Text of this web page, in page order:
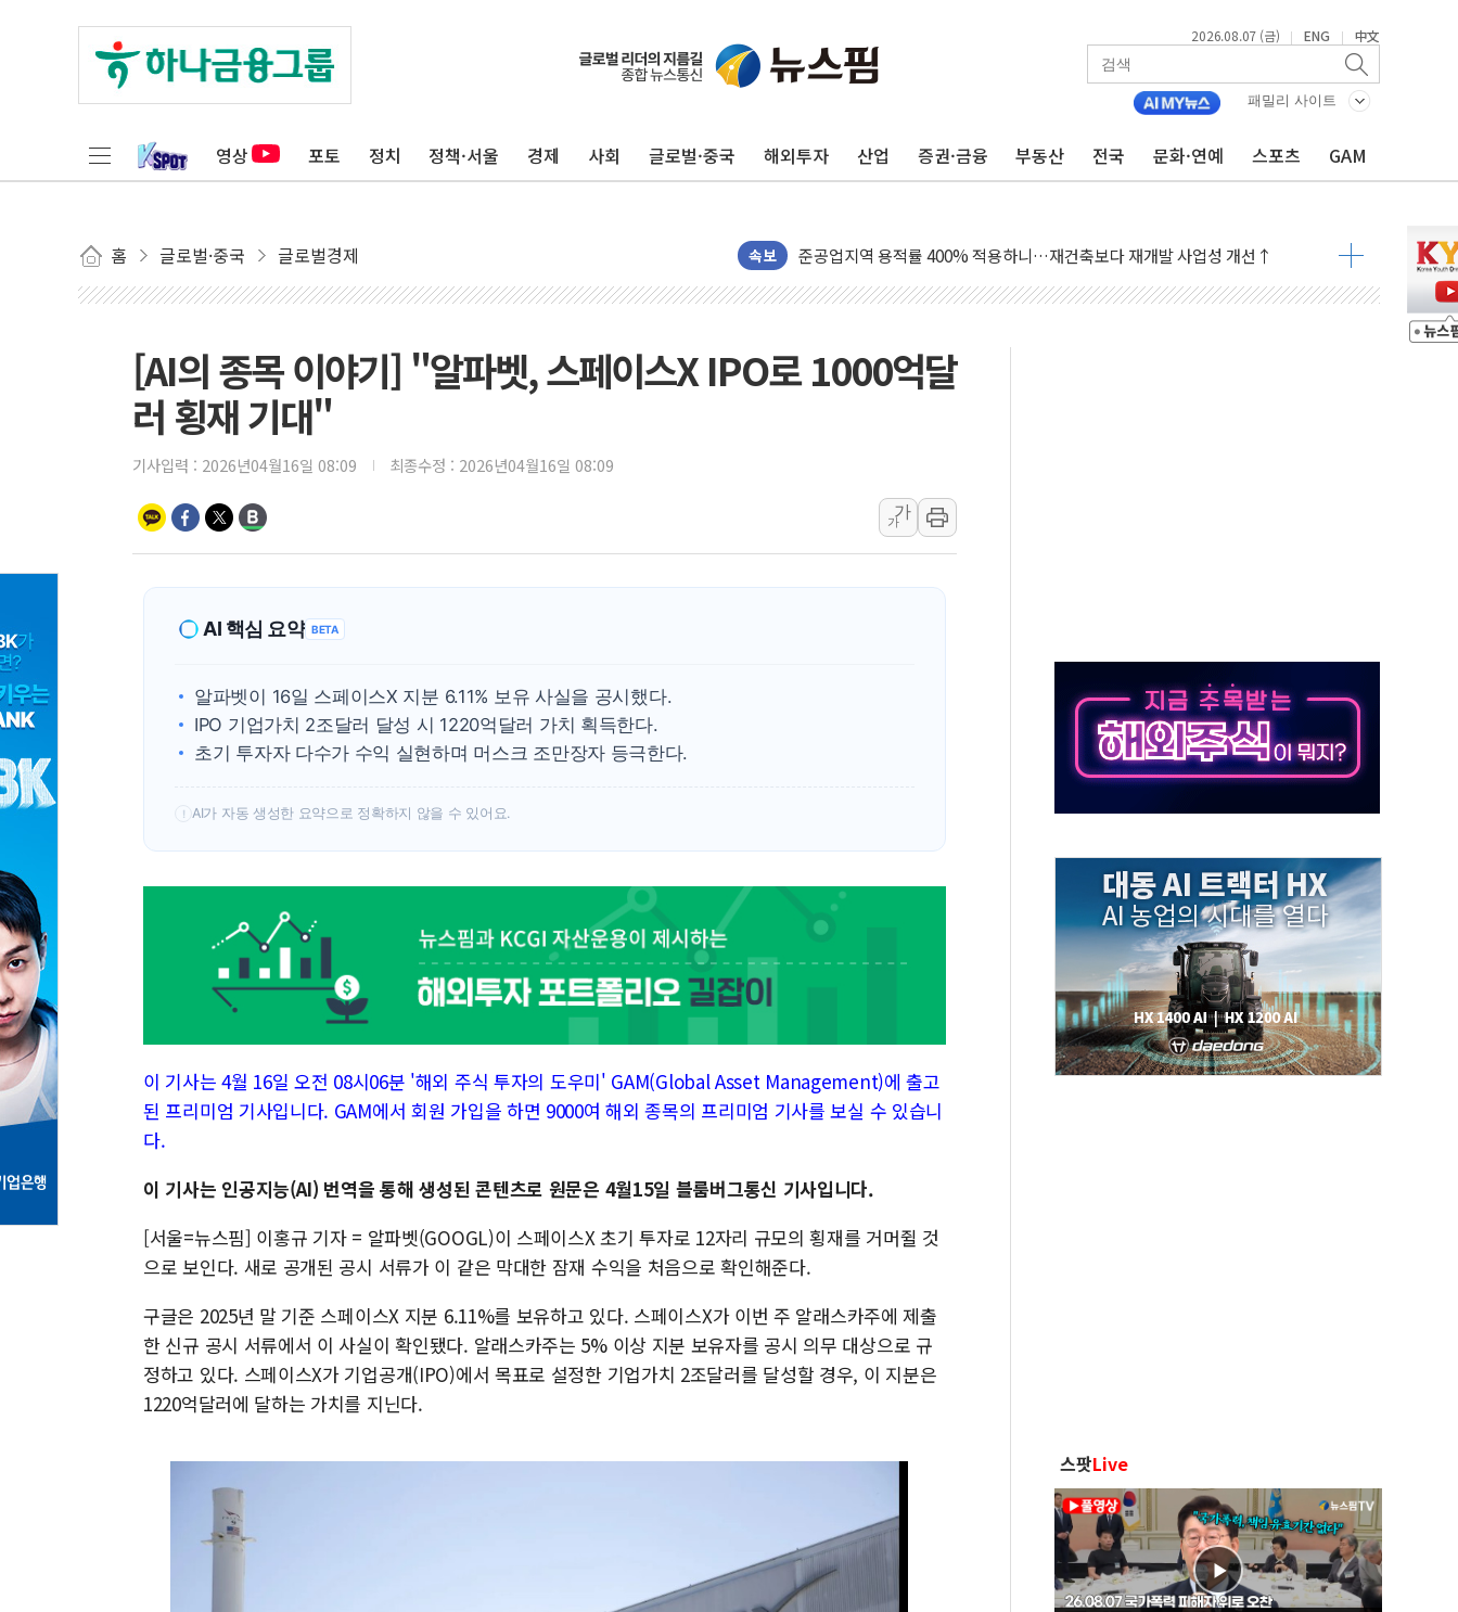
2026.08.07 (금) | ENG | 中文
패밀리 사이트
영상 포토 정치 정책·서울 경제 사회 글로벌·중국 해외투자 산업 증권·금융 부동산 전국 문화·연예 스포츠 GAM
홈 글로벌·중국 글로벌경제 속보
野 의원 42명, '사관학교 통합' 규탄 결의안 발의…이준석·한동훈 동참
준공업지역 용적률 400% 적용하니…재건축보다 재개발 사업성 개선↑
현대해상, 유튜브 양육 콘텐츠 '소셜아이어워드' 대상 수상
대형 저축은행 4%대 예금 사라진다, OK·애큐온·페퍼만 남아
서울 노원 40.2도…8년 만에 서울서 40도 넘어
[ETF 시황] 2차전지 ETF 급등, SK하이닉스 레버리지는 급락
[컨콜] 롯데케미칼 "대산·여수 사업재편 완료시 재무구조 개선 기대"
중수청 임용설명회에 검사 110명 등 1100명 참석...인사·처우 관심
[컨콜] 롯데케미칼, "하반기 기초화학 가격 강세 완화"
안동 송천동 양봉장 화재 야산으로 확산...헬기 3대 투입 진화 중
[AI의 종목 이야기] "알파벳, 스페이스X IPO로 1000억달
러 횡재 기대"
기사입력 : 2026년04월16일 08:09 최종수정 : 2026년04월16일 08:09
가
가
AI 핵심 요약 BETA
알파벳이 16일 스페이스X 지분 6.11% 보유 사실을 공시했다.
IPO 기업가치 2조달러 달성 시 1220억달러 가치 획득한다.
초기 투자자 다수가 수익 실현하며 머스크 조만장자 등극한다.
! AI가 자동 생성한 요약으로 정확하지 않을 수 있어요.
이 기사는 4월 16일 오전 08시06분 '해외 주식 투자의 도우미' GAM(Global Asset Management)에 출고
된 프리미엄 기사입니다. GAM에서 회원 가입을 하면 9000여 해외 종목의 프리미엄 기사를 보실 수 있습니
다.
이 기사는 인공지능(AI) 번역을 통해 생성된 콘텐츠로 원문은 4월15일 블룸버그통신 기사입니다.
[서울=뉴스핌] 이홍규 기자 = 알파벳(GOOGL)이 스페이스X 초기 투자로 12자리 규모의 횡재를 거머쥘 것
으로 보인다. 새로 공개된 공시 서류가 이 같은 막대한 잠재 수익을 처음으로 확인해준다.
구글은 2025년 말 기준 스페이스X 지분 6.11%를 보유하고 있다. 스페이스X가 이번 주 알래스카주에 제출
한 신규 공시 서류에서 이 사실이 확인됐다. 알래스카주는 5% 이상 지분 보유자를 공시 의무 대상으로 규
정하고 있다. 스페이스X가 기업공개(IPO)에서 목표로 설정한 기업가치 2조달러를 달성할 경우, 이 지분은
1220억달러에 달하는 가치를 지닌다.
스팟Live